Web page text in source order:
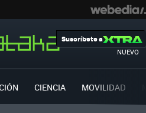
NUEVO
Suscríbete a
CIENCIA MOVILIDAD